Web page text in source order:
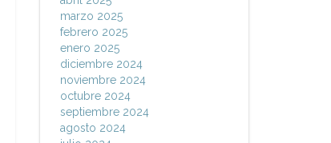
marzo 2025
febrero 2025
enero 2025
diciembre 2024
noviembre 2024
octubre 2024
septiembre 2024
agosto 2024